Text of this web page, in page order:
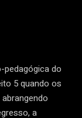
pedagógica do
5 quando os
a